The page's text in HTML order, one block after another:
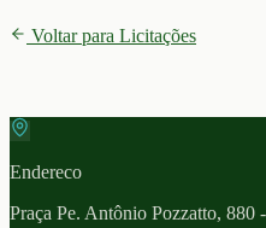
Voltar para Licitações
Endereco
Praça Pe. Antônio Pozzatto, 880